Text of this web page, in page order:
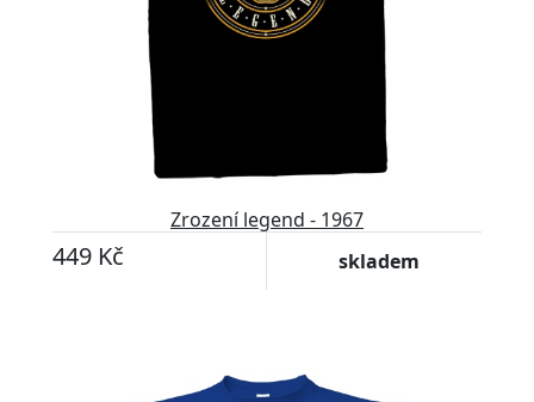
Zrození legend - 1967
449 Kč skladem